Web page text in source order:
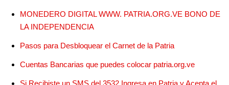
MONEDERO DIGITAL WWW. PATRIA.ORG.VE BONO DE
LA INDEPENDENCIA
Pasos para Desbloquear el Carnet de la Patria
Cuentas Bancarias que puedes colocar patria.org.ve
Si Recibiste un SMS del 3532 Ingresa en Patria y Acepta el